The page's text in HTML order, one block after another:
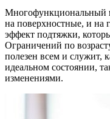
Многофункциональный
на поверхностные, и на
эффект подтяжки,
Ограничений по
полезен всем и служит,
идеальном состоянии,
изменениями.